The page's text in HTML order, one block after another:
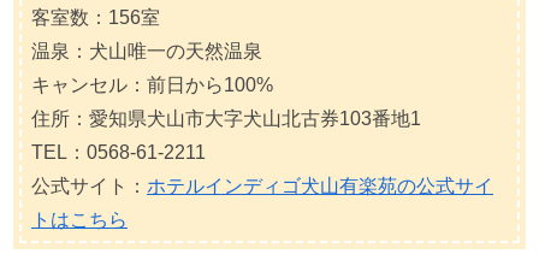
客室数：156室
温泉：犬山唯一の天然温泉
キャンセル：前日から100%
住所：愛知県犬山市大字犬山北古券103番地1
TEL：0568-61-2211
公式サイト： ホテルインディゴ犬山有楽苑の公式サイ
トはこちら